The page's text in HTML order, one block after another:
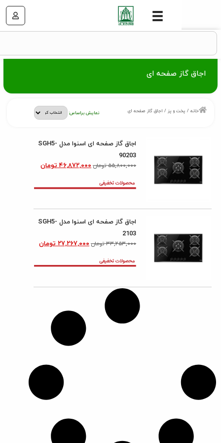
صفحه ای
/ اجاق گاز صفحه ای نمایش براساس:
اجاق گاز صفحه ای اسنوا مدل SGH5-
90203
۵۵,۸۰۰,۰۰۰ تومان۴۶,۸۷۲,۰۰۰ تومان
اجاق گاز صفحه ای اسنوا مدل SGH5-
2103
۳۳,۲۵۳,۰۰۰ تومان۲۷,۲۶۷,۰۰۰ تومان